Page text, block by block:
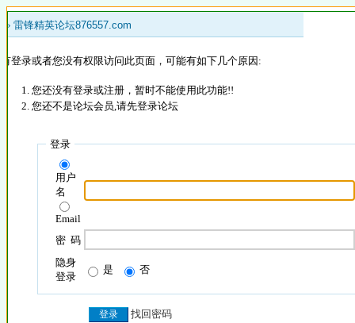
» 雷锋精英论坛876557.com
登录或者您没有权限访问此页面，可能有如下几个原因:
您还没有登录或注册，暂时不能使用此功能!!
您还不是论坛会员,请先登录论坛
登录
用户
名
Email
密 码
隐身
登录
是 否
找回密码